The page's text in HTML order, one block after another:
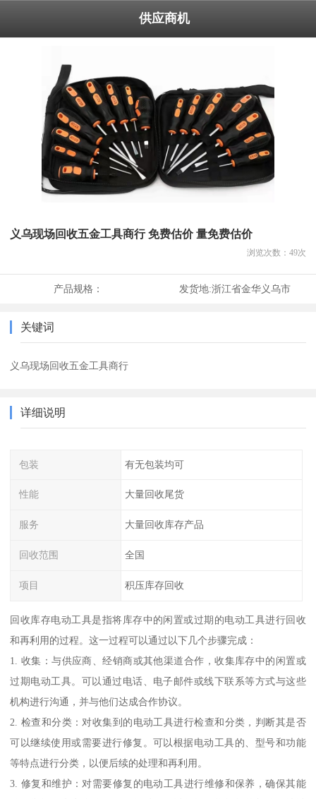
供应商机
义乌现场回收五金工具商行 免费估价 量免费估价
浏览次数： 49次
产品规格： 发货地:浙江省金华义乌市
关键词
义乌现场回收五金工具商行
详细说明
包装 有无包装均可
性能 大量回收尾货
服务 大量回收库存产品
回收范围 全国
项目 积压库存回收
回收库存电动工具是指将库存中的闲置或过期的电动工具进行回收
和再利用的过程。这一过程可以通过以下几个步骤完成：
1. 收集：与供应商、经销商或其他渠道合作，收集库存中的闲置或
过期电动工具。可以通过电话、电子邮件或线下联系等方式与这些
机构进行沟通，并与他们达成合作协议。
2. 检查和分类：对收集到的电动工具进行检查和分类，判断其是否
可以继续使用或需要进行修复。可以根据电动工具的、型号和功能
等特点进行分类，以便后续的处理和再利用。
3. 修复和维护：对需要修复的电动工具进行维修和保养，确保其能